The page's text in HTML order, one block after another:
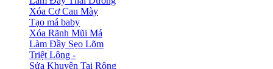
Xóa Cơ Cau Mày
Tạo má baby
Xóa Rãnh Mũi Má
Làm Đầy Sẹo Lõm
Triệt Lông -
Sửa Khuyên Tai Rộng